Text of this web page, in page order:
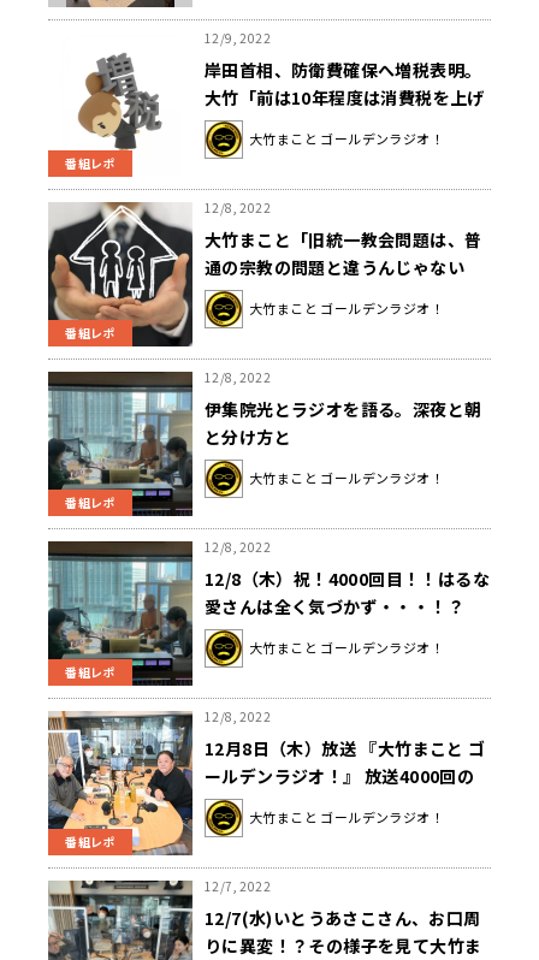
番組レポ
12/9, 2022
岸田首相、防衛費確保へ増税表明。
大竹「前は10年程度は消費税を上げ
ることはないって言ってた」
大竹まこと ゴールデンラジオ！
番組レポ
12/8, 2022
大竹まこと「旧統一教会問題は、普
通の宗教の問題と違うんじゃない
か？」
大竹まこと ゴールデンラジオ！
番組レポ
12/8, 2022
伊集院光とラジオを語る。深夜と朝
と分け方と
大竹まこと ゴールデンラジオ！
番組レポ
12/8, 2022
12/8（木）祝！4000回目！！はるな
愛さんは全く気づかず・・・！？
大竹まこと ゴールデンラジオ！
番組レポ
12/8, 2022
12月8日（木）放送 『大竹まこと ゴ
ールデンラジオ！』 放送4000回の
金字塔を打ち立てる ゲストの伊集院
光も祝福！ 「ボーっとしてる間にこ
かわからない」
大竹まこと ゴールデンラジオ！
12/7, 2022
12/7(水)いとうあさこさん、お口周
りに異変！？その様子を見て大竹ま